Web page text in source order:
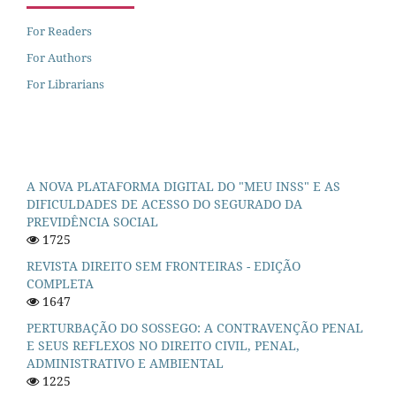
For Readers
For Authors
For Librarians
A NOVA PLATAFORMA DIGITAL DO "MEU INSS" E AS
DIFICULDADES DE ACESSO DO SEGURADO DA
PREVIDÊNCIA SOCIAL
1725
REVISTA DIREITO SEM FRONTEIRAS - EDIÇÃO
COMPLETA
1647
PERTURBAÇÃO DO SOSSEGO: A CONTRAVENÇÃO PENAL
E SEUS REFLEXOS NO DIREITO CIVIL, PENAL,
ADMINISTRATIVO E AMBIENTAL
1225